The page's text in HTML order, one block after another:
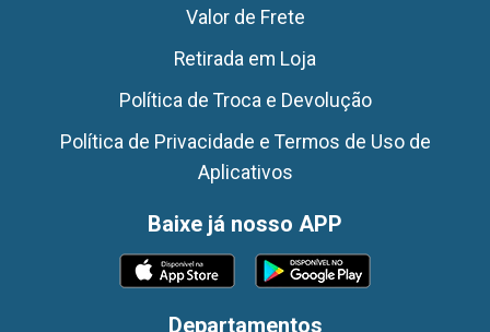
Valor de Frete
Retirada em Loja
Política de Troca e Devolução
Política de Privacidade e Termos de Uso de
Aplicativos
Baixe já nosso APP
Departamentos